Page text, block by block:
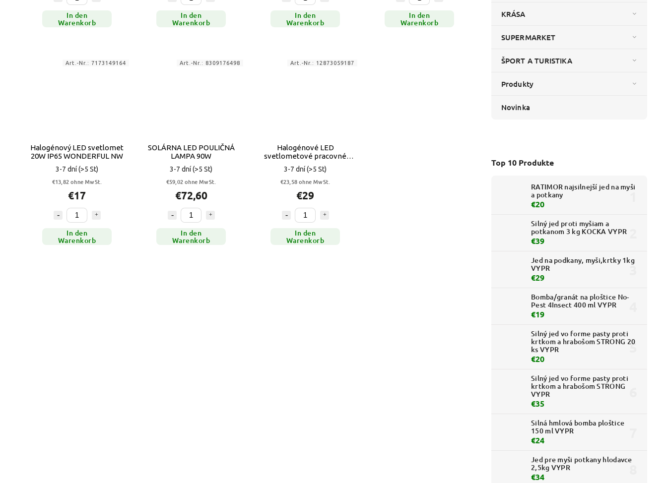
KRÁSA
SUPERMARKET
ŠPORT A TURISTIKA
Produkty
Novinka
Top 10 Produkte
RATIMOR najsilnejší jed na myši
a potkany
€20
Silný jed proti myšiam a
potkanom 3 kg KOCKA VYPR
€39
Jed na podkany, myši,krtky 1kg
VYPR
€29
Bomba/granát na ploštice No-
Pest 4Insect 400 ml VYPR
€19
Silný jed vo forme pasty proti
krtkom a hrabošom STRONG 20
ks VYPR
€20
Silný jed vo forme pasty proti
krtkom a hrabošom STRONG
VYPR
€35
Silná hmlová bomba ploštice
150 ml VYPR
€24
Jed pre myši potkany hlodavce
2,5kg VYPR
€34
In den
Warenkorb
In den
Warenkorb
In den
Warenkorb
In den
Warenkorb
Halogénový LED svetlomet
20W IP65 WONDERFUL NW
3-7 dní(>5 St)
€13,82 ohne MwSt.
€17
In den
Warenkorb
Art.-Nr.: 7173149164
SOLÁRNA LED POULIČNÁ
LAMPA 90W
3-7 dní(>5 St)
€59,02 ohne MwSt.
€72,60
In den
Warenkorb
Art.-Nr.: 8309176498
Halogénové LED
svetlometové pracovné
svetlo 16x3W 3070Lm
3-7 dní(>5 St)
€23,58 ohne MwSt.
€29
In den
Warenkorb
Art.-Nr.: 12873059187